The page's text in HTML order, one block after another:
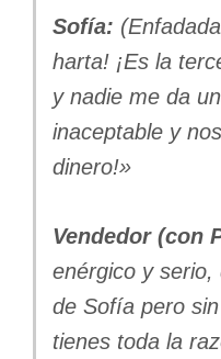
Sofía:
harta! ¡Es la
y nadie me da
inaceptable y
dinero!»
Vendedor (con
enérgico y serio,
de Sofía pero
tienes toda la